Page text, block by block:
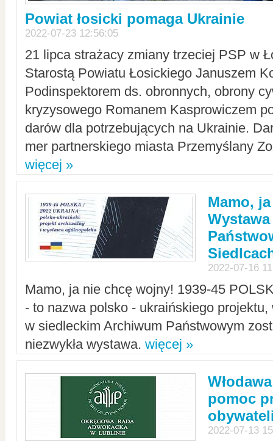
Powiat łosicki pomaga Ukrainie
2022-07-23 12:56:05
21 lipca strażacy zmiany trzeciej PSP w
Starostą Powiatu Łosickiego Januszem
Podinspektorem ds. obronnych, obrony
kryzysowego Romanem Kasprowiczem
darów dla potrzebujących na Ukrainie.
mer partnerskiego miasta Przemyślany
więcej »
Mamo,
2022-07-16
Mamo, ja nie chcę wojny! 1939-45
- to nazwa polsko - ukraińskiego
w siedleckim Archiwum Państwowym
niezwykła wystawa. więcej »
pomoc
2022-07-13